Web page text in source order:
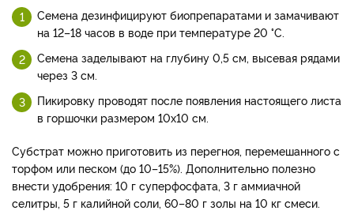
Семена дезинфицируют биопрепаратами и замачивают
на 12–18 часов в воде при температуре 20 °С.
Семена заделывают на глубину 0,5 см, высевая рядами
через 3 см.
Пикировку проводят после появления настоящего листа
в горшочки размером 10х10 см.
Субстрат можно приготовить из перегноя, перемешанного с
торфом или песком (до 10–15%). Дополнительно полезно
внести удобрения: 10 г суперфосфата, 3 г аммиачной
селитры, 5 г калийной соли, 60–80 г золы на 10 кг смеси.